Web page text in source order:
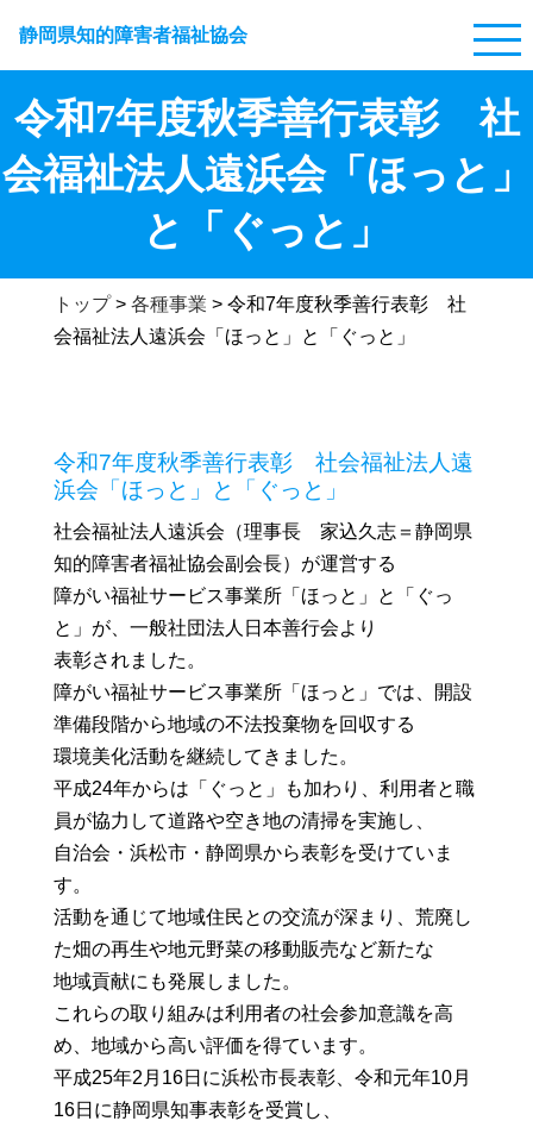
静岡県知的障害者福祉協会
令和7年度秋季善行表彰 社
会福祉法人遠浜会「ほっと」
と「ぐっと」
トップ> 各種事業 > 令和7年度秋季善行表彰 社
会福祉法人遠浜会「ほっと」と「ぐっと」
令和7年度秋季善行表彰 社会福祉法人遠
浜会「ほっと」と「ぐっと」
社会福祉法人遠浜会（理事長 家込久志＝静岡県
知的障害者福祉協会副会長）が運営する
障がい福祉サービス事業所「ほっと」と「ぐっ
と」が、一般社団法人日本善行会より
表彰されました。
障がい福祉サービス事業所「ほっと」では、開設
準備段階から地域の不法投棄物を回収する
環境美化活動を継続してきました。
平成24年からは「ぐっと」も加わり、利用者と職
員が協力して道路や空き地の清掃を実施し、
自治会・浜松市・静岡県から表彰を受けていま
す。
活動を通じて地域住民との交流が深まり、荒廃し
た畑の再生や地元野菜の移動販売など新たな
地域貢献にも発展しました。
これらの取り組みは利用者の社会参加意識を高
め、地域から高い評価を得ています。
平成25年2月16日に浜松市長表彰、令和元年10月
16日に静岡県知事表彰を受賞し、